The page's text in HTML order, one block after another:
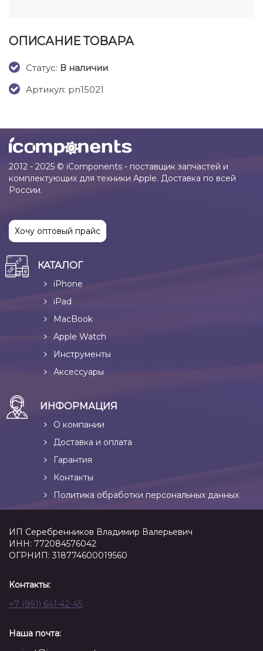
ОПИСАНИЕ ТОВАРА
Cтатус: В наличии
Артикул: pn15021
2012 - 2025 © iComponents - поставщик запчастей и
комплектующих для техники Apple. Доставка по всей
России.
Хочу оптовый прайс
КАТАЛОГ
iPhone
iPad
MacBook
Apple Watch
Инструменты
Аксессуары
ИНФОРМАЦИЯ
О компании
Доставка и оплата
Гарантия
Контакты
Политика обработки персональных данных
ИП Серебренников Владимир Валерьевич
ИНН: 772084576042
ОГРНИП: 318774600019560
Контакты:
+7 (991) 641-42-45
Наша почта: